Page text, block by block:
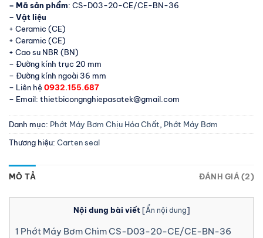
– Mã sản phẩm: CS-D03-20-CE/CE-BN-36
– Vật liệu
+ Ceramic (CE)
+ Ceramic (CE)
+ Cao su NBR (BN)
– Đường kính trục 20 mm
– Đường kính ngoài 36 mm
– Liên hệ 0932.155.687
– Email: thietbicongnghiepasatek@gmail.com
Danh mục: Phớt Máy Bơm Chịu Hóa Chất Phớt Máy Bơm
Thương hiệu: Carten seal
MÔ TẢ ĐÁNH GIÁ (2)
Nội dung bài viết [Ẩn nội dung]
1 Phớt Máy Bơm Chìm CS-D03-20-CE/CE-BN-36